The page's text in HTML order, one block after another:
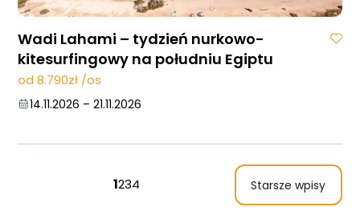
Wadi Lahami – tydzień nurkowo-
kitesurfingowy na południu Egiptu
od 8.790zł /os
14.11.2026 – 21.11.2026
1234 Starsze wpisy